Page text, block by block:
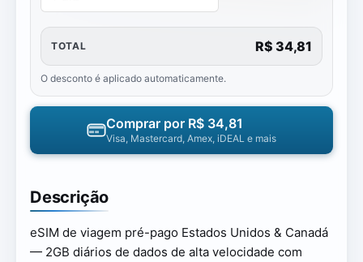
Descrição
eSIM de viagem pré-pago Estados Unidos & Canadá
— 2GB diários de dados de alta velocidade com
TOTAL R$ 34,81
O desconto é aplicado automaticamente.
Comprar por R$ 34,81
Visa, Mastercard, Amex, iDEAL e mais